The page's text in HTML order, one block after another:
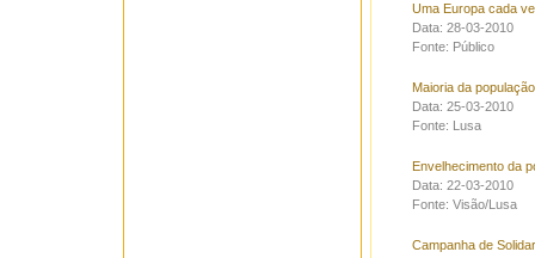
Uma Europa cada
Data: 28-03-2010
Fonte: Público
Maioria da
Data: 25-03-2010
Fonte: Lusa
Envelhecimento da
Data: 22-03-2010
Fonte: Visão/Lusa
Campanha de